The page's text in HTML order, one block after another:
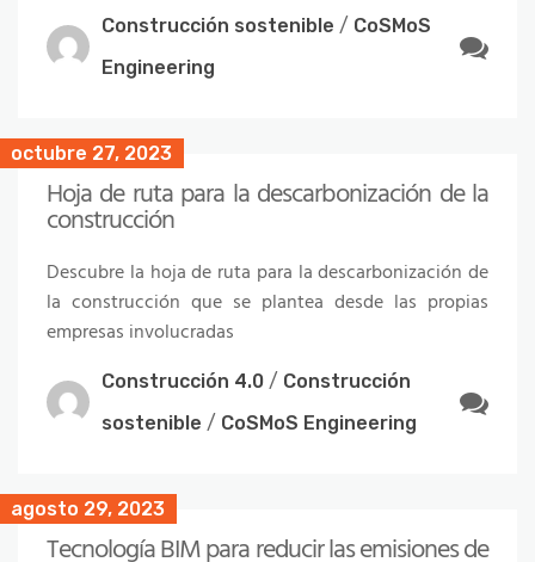
Construcción sostenible / CoSMoS
Engineering
octubre 27, 2023
Hoja de ruta para la descarbonización de la
construcción
Descubre la hoja de ruta para la descarbonización de
la construcción que se plantea desde las propias
empresas involucradas
Construcción 4.0 / Construcción
sostenible / CoSMoS Engineering
agosto 29, 2023
Tecnología BIM para reducir las emisiones de